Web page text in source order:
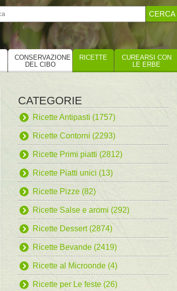
CONSERVAZIONE
DEL CIBO
RICETTE
CUREARSI CON
LE ERBE
CATEGORIE
Ricette Antipasti (1757)
Ricette Contorni (2293)
Ricette Primi piatti (2812)
Ricette Piatti unici (13)
Ricette Pizze (82)
Ricette Salse e aromi (292)
Ricette Dessert (2874)
Ricette Bevande (2419)
Ricette al Microonde (4)
Ricette per Le feste (26)